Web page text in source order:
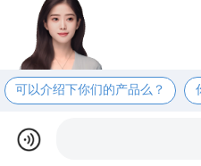
可以介绍下你们的产品么？